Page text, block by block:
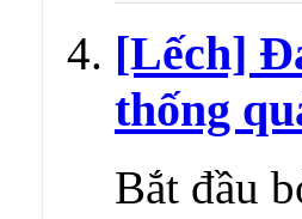
[Lếch]
thống
Bắt đầu